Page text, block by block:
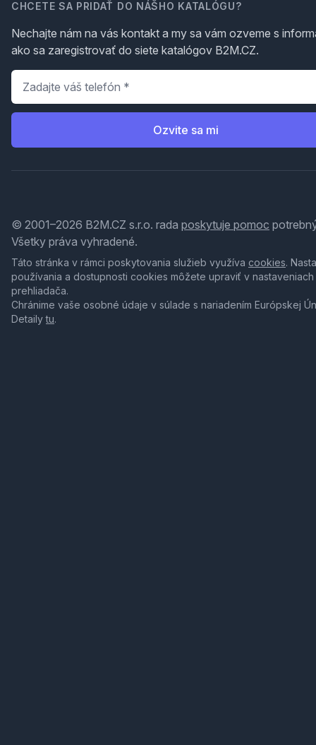
CHCETE SA PRIDAŤ DO NÁŠHO KATALÓGU?
Nechajte nám na vás kontakt a my sa vám ozveme s
ako sa zaregistrovať do siete katalógov B2M.CZ.
Telefón
Ozvite sa mi
© 2001–2026 B2M.CZ s.r.o. rada poskytuje pomoc
Všetky práva vyhradené.
Táto stránka v rámci poskytovania služieb využíva cookies.
používania a dostupnosti cookies môžete upraviť v nastaveniach
prehliadača.
Chránime vaše osobné údaje v súlade s nariadením Európskej
Detailytu.